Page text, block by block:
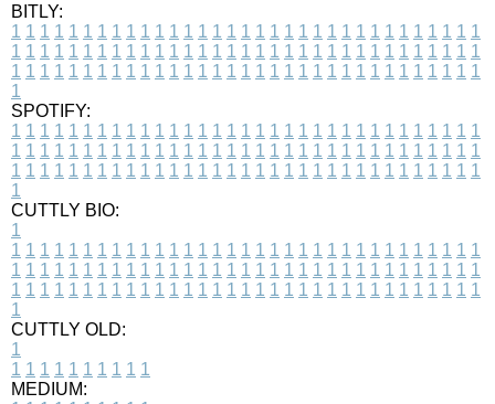
BITLY:
1 1 1 1 1 1 1 1 1 1 1 1 1 1 1 1 1 1 1 1 1 1 1 1 1 1 1 1 1 1 1 1 1
1 1 1 1 1 1 1 1 1 1 1 1 1 1 1 1 1 1 1 1 1 1 1 1 1 1 1 1 1 1 1 1 1
1 1 1 1 1 1 1 1 1 1 1 1 1 1 1 1 1 1 1 1 1 1 1 1 1 1 1 1 1 1 1 1 1
1
SPOTIFY:
1 1 1 1 1 1 1 1 1 1 1 1 1 1 1 1 1 1 1 1 1 1 1 1 1 1 1 1 1 1 1 1 1
1 1 1 1 1 1 1 1 1 1 1 1 1 1 1 1 1 1 1 1 1 1 1 1 1 1 1 1 1 1 1 1 1
1 1 1 1 1 1 1 1 1 1 1 1 1 1 1 1 1 1 1 1 1 1 1 1 1 1 1 1 1 1 1 1 1
1
CUTTLY BIO:
1
1 1 1 1 1 1 1 1 1 1 1 1 1 1 1 1 1 1 1 1 1 1 1 1 1 1 1 1 1 1 1 1 1
1 1 1 1 1 1 1 1 1 1 1 1 1 1 1 1 1 1 1 1 1 1 1 1 1 1 1 1 1 1 1 1 1
1 1 1 1 1 1 1 1 1 1 1 1 1 1 1 1 1 1 1 1 1 1 1 1 1 1 1 1 1 1 1 1 1
1
CUTTLY OLD:
1
1 1 1 1 1 1 1 1 1 1
MEDIUM: